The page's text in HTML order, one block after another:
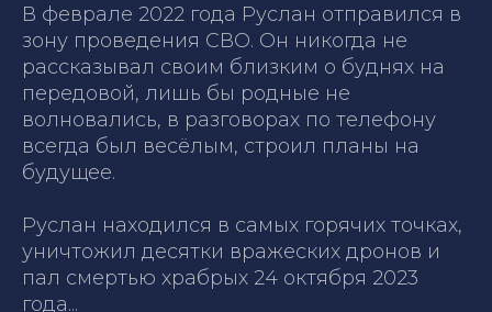
В феврале 2022 года Руслан отправился в
зону проведения СВО. Он никогда не
рассказывал своим близким о буднях на
передовой, лишь бы родные не
волновались, в разговорах по телефону
всегда был весёлым, строил планы на
будущее.
Руслан находился в самых горячих точках,
уничтожил десятки вражеских дронов и
пал смертью храбрых 24 октября 2023
года...